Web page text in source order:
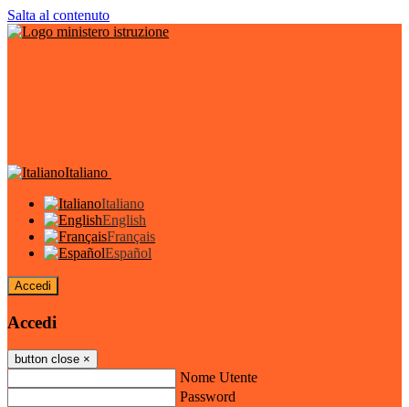
Salta al contenuto
Italiano
Italiano
English
Français
Español
Accedi
Accedi
button close ×
Nome Utente
Password